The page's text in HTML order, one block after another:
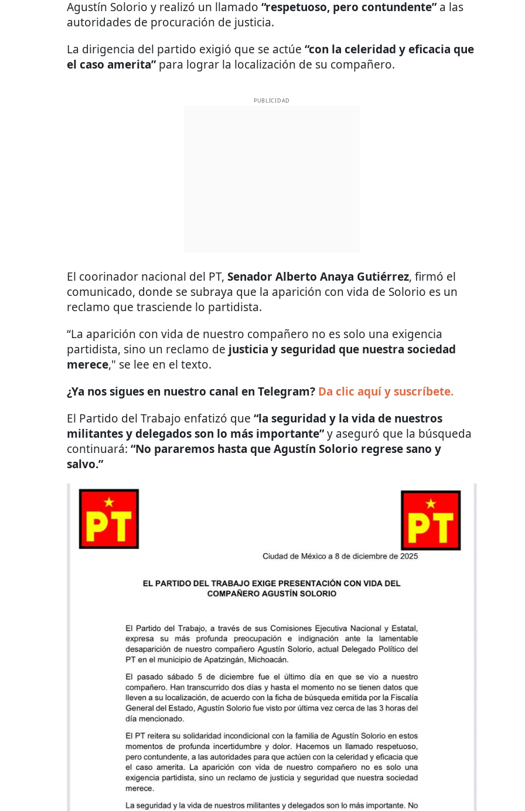
Agustín Solorio y realizó un llamado “respetuoso, pero contundente”a las
autoridades de procuración de justicia.
La dirigencia del partido exigió que se actúe “con la celeridad y eficacia que
el caso amerita”para lograr la localización de su compañero.
PUBLICIDAD
El coorinador nacional del PT, Senador Alberto Anaya Gutiérrez, firmó el
comunicado, donde se subraya que la aparición con vida de Solorio es un
reclamo que trasciende lo partidista.
“La aparición con vida de nuestro compañero no es solo una exigencia
partidista, sino un reclamo de justicia y seguridad que nuestra sociedad
merece," se lee en el texto.
¿Ya nos sigues en nuestro canal en Telegram? Da clic aquí y suscríbete.
El Partido del Trabajo enfatizó que “la seguridad y la vida de nuestros
militantes y delegados son lo más importante”y aseguró que la búsqueda
continuará: “No pararemos hasta que Agustín Solorio regrese sano y
salvo.”